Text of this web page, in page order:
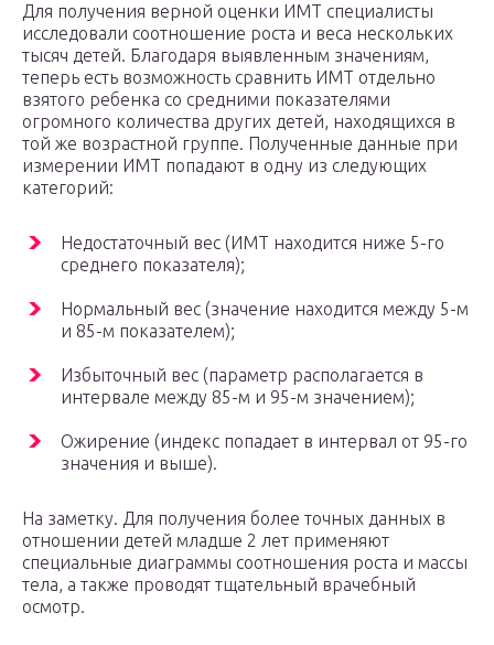
Для получения верной оценки ИМТ специалисты
исследовали соотношение роста и веса нескольких
тысяч детей. Благодаря выявленным значениям,
теперь есть возможность сравнить ИМТ отдельно
взятого ребенка со средними показателями
огромного количества других детей, находящихся в
той же возрастной группе. Полученные данные при
измерении ИМТ попадают в одну из следующих
категорий:
Недостаточный вес (ИМТ находится ниже 5-го
среднего показателя);
Нормальный вес (значение находится между 5-м
и 85-м показателем);
Избыточный вес (параметр располагается в
интервале между 85-м и 95-м значением);
Ожирение (индекс попадает в интервал от 95-го
значения и выше).
На заметку. Для получения более точных данных в
отношении детей младше 2 лет применяют
специальные диаграммы соотношения роста и массы
тела, а также проводят тщательный врачебный
осмотр.